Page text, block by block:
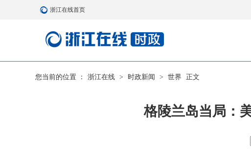
浙江在线首页
您当前的位置 ： 浙江在线 > 时政新闻 > 世界 正文
格陵兰岛当局：